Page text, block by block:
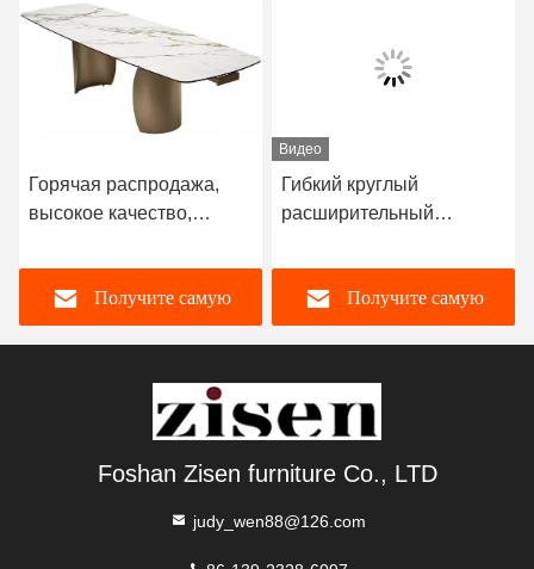
Горячая распродажа,
высокое качество,
стол, столешница из
спеченного камня,
каркас из нержавеющей
Получите самую
Видео
Гибкий круглый
расширительный
Мраморный
расширительный
обеденный стол длина
Получите самую
Foshan Zisen furniture Co., LTD
judy_wen88@126.com